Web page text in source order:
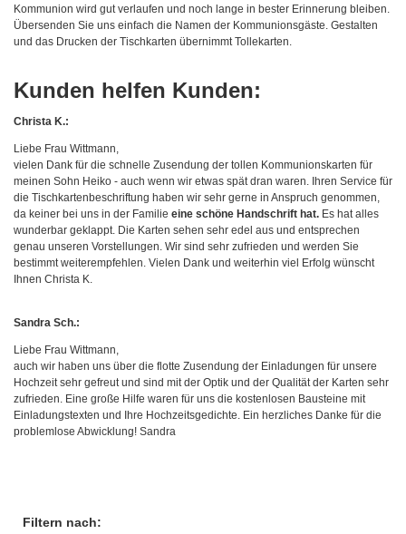
Kommunion wird gut verlaufen und noch lange in bester Erinnerung bleiben.
Übersenden Sie uns einfach die Namen der Kommunionsgäste. Gestalten
und das Drucken der Tischkarten übernimmt Tollekarten.
Kunden helfen Kunden:
Christa K.:
Liebe Frau Wittmann,
vielen Dank für die schnelle Zusendung der tollen Kommunionskarten für
meinen Sohn Heiko - auch wenn wir etwas spät dran waren. Ihren Service für
die Tischkartenbeschriftung haben wir sehr gerne in Anspruch genommen,
da keiner bei uns in der Familie eine schöne Handschrift hat. Es hat alles
wunderbar geklappt. Die Karten sehen sehr edel aus und entsprechen
genau unseren Vorstellungen. Wir sind sehr zufrieden und werden Sie
bestimmt weiterempfehlen. Vielen Dank und weiterhin viel Erfolg wünscht
Ihnen Christa K.
Sandra Sch.:
Liebe Frau Wittmann,
auch wir haben uns über die flotte Zusendung der Einladungen für unsere
Hochzeit sehr gefreut und sind mit der Optik und der Qualität der Karten sehr
zufrieden. Eine große Hilfe waren für uns die kostenlosen Bausteine mit
Einladungstexten und Ihre Hochzeitsgedichte. Ein herzliches Danke für die
problemlose Abwicklung! Sandra
Filtern nach: